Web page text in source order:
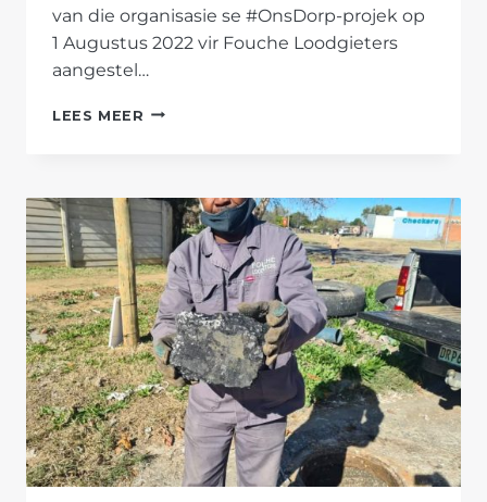
van die organisasie se #OnsDorp-projek op
1 Augustus 2022 vir Fouche Loodgieters
aangestel…
LEES MEER WELKOM-
OP
OM
RIOOLBLOKKASIES
OOP
TE
MAAK